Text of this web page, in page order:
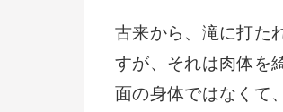
古来から、滝に打た
すが、それは肉体を
面の身体ではなくて